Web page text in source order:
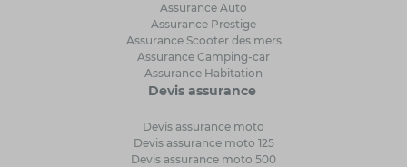
Assurance Auto
Assurance Prestige
Assurance Scooter des mers
Assurance Camping-car
Assurance Habitation
Devis assurance
Devis assurance moto
Devis assurance moto 125
Devis assurance moto 500